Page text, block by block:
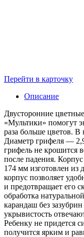
Перейти в карточку
Описание
Двусторонние
«Мультики» помогут
раза больше цветов. В
Диаметр грифеля —
грифель не крошится
после падения.
174 мм изготовлен из
корпус позволяет
и предотвращает его
обработка
карандаш без
укрывистость
Ребенку не придется
получится ярким и